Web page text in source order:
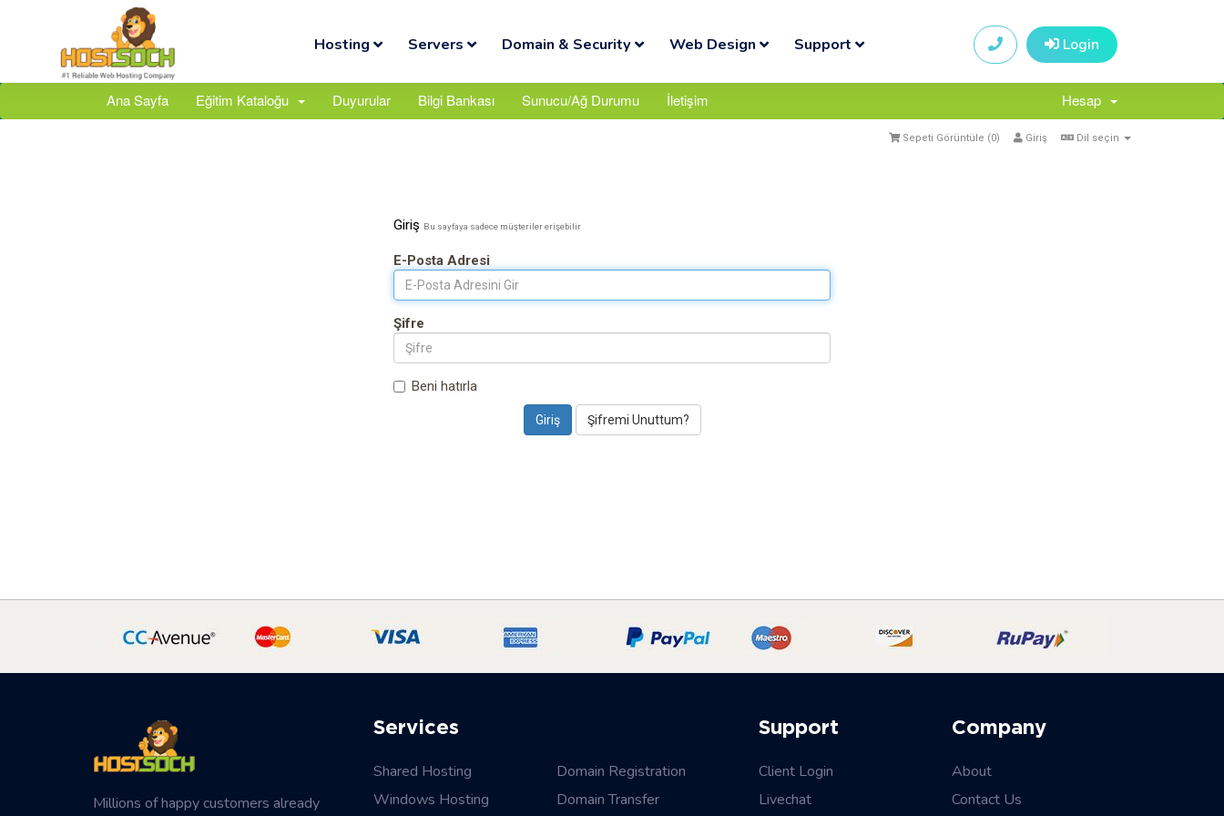
Hosting Servers Domain & Security Web Design Support Login
Ana Sayfa Eğitim Kataloğu Duyurular Bilgi Bankası Sunucu/Ağ Durumu İletişim Hesap
Dil seçin
Giriş
Sepeti Görüntüle (0)
Giriş Bu sayfaya sadece müşteriler erişebilir
E-Posta Adresi
Şifre
Beni hatırla
Şifremi Unuttum?
Millions of happy customers already
Services
Shared Hosting
Windows Hosting
Domain Registration
Domain Transfer
Support
Client Login
Livechat
Company
About
Contact Us